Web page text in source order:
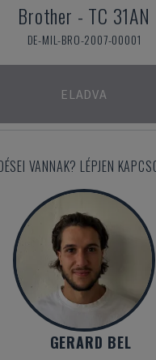
Brother - TC 31AN
DE-MIL-BRO-2007-00001
ELADVA
VANNAK? LÉPJEN
GERARD BEL